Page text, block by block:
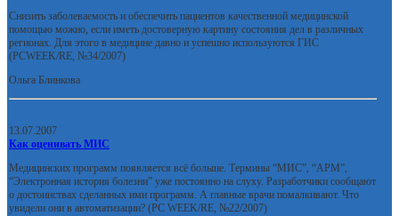
Снизить заболеваемость и обеспечить пациентов качественной медицинской
помощью можно, если иметь достоверную картину состояния дел в различных
регионах. Для этого в медицине давно и успешно используются ГИС
(PCWEEK/RE, №34/2007)
Ольга Блинкова
13.07.2007
Как оценивать МИС
Медицинских программ появляется всё больше. Термины “МИС”, “АРМ”,
“Электронная история болезни” уже постоянно на слуху. Разработчики сообщают
о достоинствах сделанных ими программ. А главные врачи помалкивают. Что
увидели они в автоматизации? (PC WEEK/RE, №22/2007)